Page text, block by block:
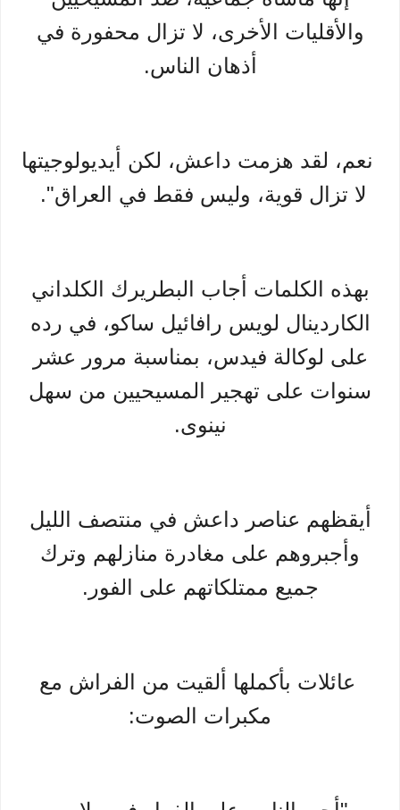
والأقليات الأخرى، لا تزال محفورة في
أذهان الناس.
نعم، لقد هزمت داعش، لكن أيديولوجيتها
لا تزال قوية، وليس فقط في العراق".
بهذه الكلمات أجاب البطريرك الكلداني
الكاردينال لويس رافائيل ساكو، في رده
على لوكالة فيدس، بمناسبة مرور عشر
سنوات على تهجير المسيحيين من سهل
نينوى.
أيقظهم عناصر داعش في منتصف الليل
وأجبروهم على مغادرة منازلهم وترك
جميع ممتلكاتهم على الفور.
عائلات بأكملها ألقيت من الفراش مع
مكبرات الصوت: